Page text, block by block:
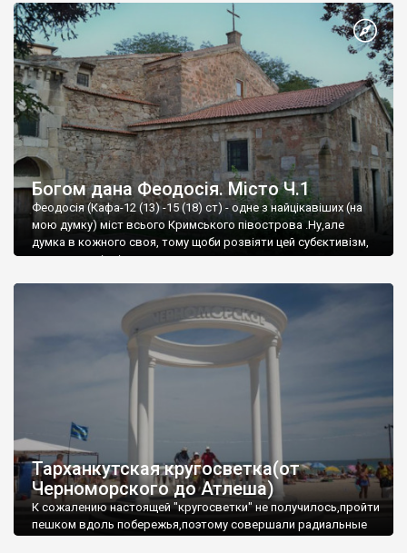
Богом дана Феодосія. Місто Ч.1
Феодосія (Кафа-12 (13) -15 (18) ст) - одне з найцікавіших (на
мою думку) міст всього Кримського півострова .Ну,але
думка в кожного своя, тому щоби розвіяти цей субєктивізм,
запрошую відвідати це
Тарханкутская кругосветка(от
Черноморского до Атлеша)
К сожалению настоящей "кругосветки" не получилось,пройти
пешком вдоль побережья,поэтому совершали радиальные